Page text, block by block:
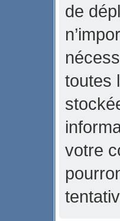
de
toutes
votre